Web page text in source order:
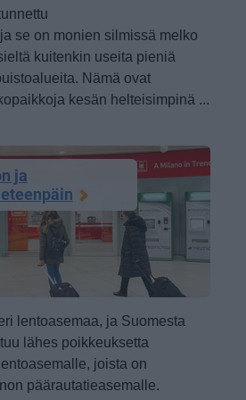
se on monien silmissä melko
kuitenkin useita pieniä
Nämä ovat
kesän helteisimpinä ...
ja
lentoasemaa, ja Suomesta
lähes poikkeuksetta
joista on
päärautatieasemalle.